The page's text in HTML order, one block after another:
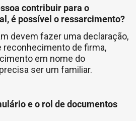
contribuir para o
é possível o ressarcimento?
devem fazer uma declaração,
de firma,
em nome do
ser um familiar.
e o rol de documentos